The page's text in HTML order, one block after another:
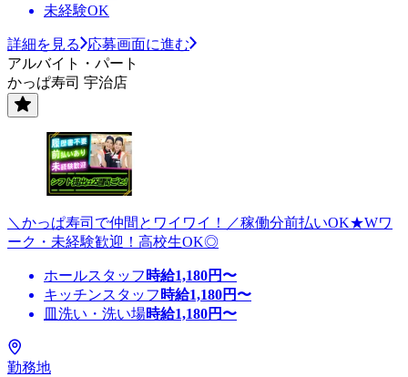
未経験OK
詳細を見る
応募画面に進む
アルバイト・パート
かっぱ寿司 宇治店
＼かっぱ寿司で仲間とワイワイ！／稼働分前払いOK★Wワ
ーク・未経験歓迎！高校生OK◎
ホールスタッフ 時給1,180円〜
キッチンスタッフ 時給1,180円〜
皿洗い・洗い場時給1,180円〜
勤務地